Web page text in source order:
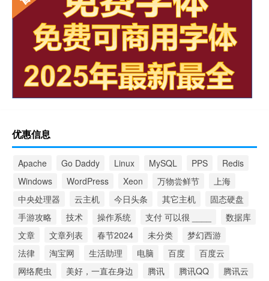
优惠信息
Apache Go Daddy Linux MySQL PPS
Redis
Windows
WordPress Xeon 万物尝鲜节
上海
中央处理器
云主机 今日头条 其它主机
固态硬盘
手游攻略
技术 操作系统 支付 可以很 ____
数据库
文章
文章列表 春节2024 未分类
梦幻西游
法律
淘宝网 生活助理 电脑 百度
百度云
网络爬虫
美好，一直在身边 腾讯 腾讯QQ
腾讯云